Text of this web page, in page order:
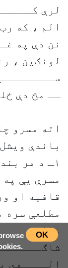
لرې
الم ، که
نن دې په
لونګین ،
ــ مخ دې
اته مسرو
باندې
۱ـ د هر
مسرې یې
قافیه او
مطلعې سره
مطلع:
الــــهي
OK